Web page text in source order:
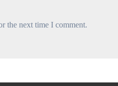
the next time I comment.